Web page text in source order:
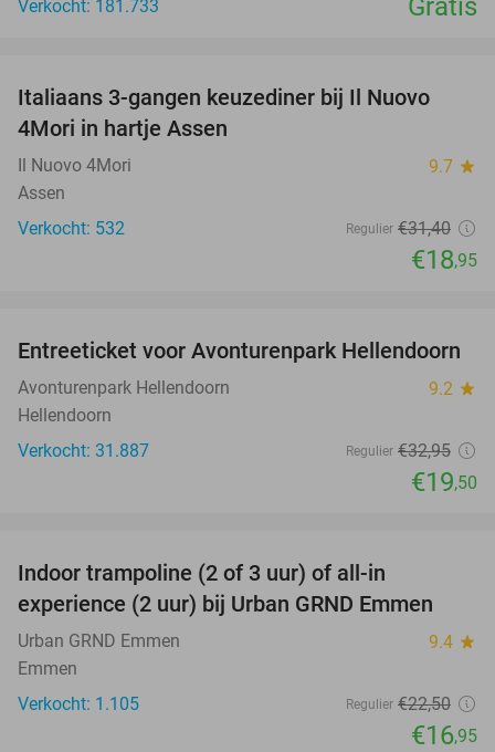
Verkocht: 181.733
Gratis
40%
Italiaans 3-gangen keuzediner bij Il Nuovo
4Mori in hartje Assen
Il Nuovo 4Mori 9.7 star
Assen
Verkocht: 532
Regulier €31,40
€18,95
41%
Entreeticket voor Avonturenpark Hellendoorn
Avonturenpark Hellendoorn 9.2 star
Hellendoorn
Verkocht: 31.887
Regulier €32,95
€19,50
Indoor trampoline (2 of 3 uur) of all-in
experience (2 uur) bij Urban GRND Emmen
Urban GRND Emmen 9.4 star
Emmen
Verkocht: 1.105
Regulier €22,50
€16,95